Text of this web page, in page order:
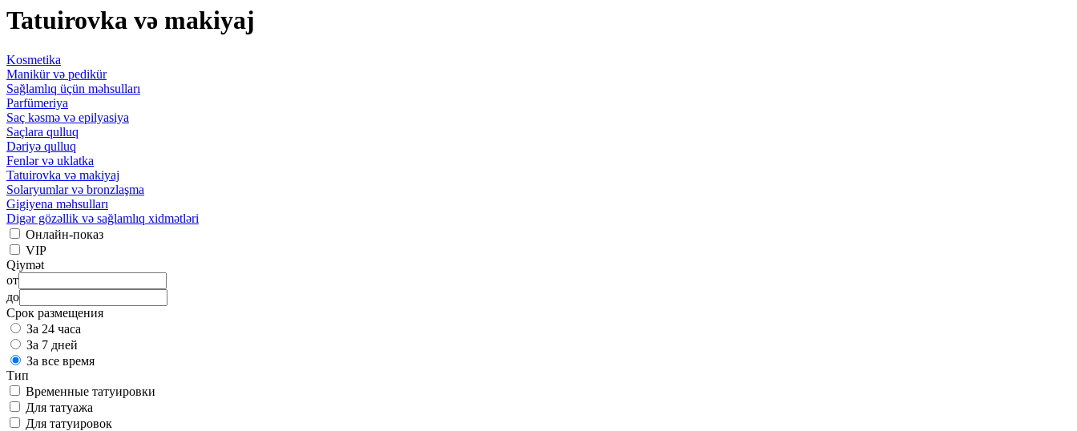
Tatuirovka və makiyaj
Kosmetika
Manikür və pedikür
Sağlamlıq üçün məhsulları
Parfümeriya
Saç kəsmə və epilyasiya
Saçlara qulluq
Dəriyə qulluq
Fenlər və uklatka
Tatuirovka və makiyaj
Solaryumlar və bronzlaşma
Gigiyena məhsulları
Digər gözəllik və sağlamlıq xidmətləri
Онлайн-показ
VIP
Qiymət
от
до
Срок размещения
За 24 часа
За 7 дней
За все время
Тип
Временные татуировки
Для татуажа
Для татуировок